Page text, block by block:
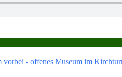
vorbei - offenes Museum im